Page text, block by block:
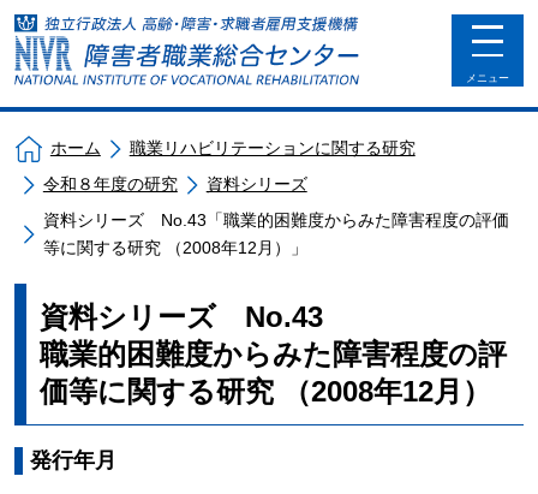
toggle
メニュー
ホーム
職業リハビリテーションに関する研究
令和８年度の研究
資料シリーズ
資料シリーズ No.43「職業的困難度からみた障害程度の評価
等に関する研究 （2008年12月）」
資料シリーズ No.43
職業的困難度からみた障害程度の評
価等に関する研究 （2008年12月）
発行年月